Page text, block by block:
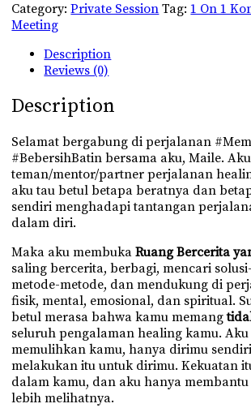
Category: Private Session Tag: 1 On 1
Meeting
Description
Reviews (0)
Description
Selamat bergabung di perjalanan
#BebersihBatin bersama aku, Maile.
teman/mentor/partner perjalanan
aku tau betul betapa beratnya dan
sendiri menghadapi tantangan
dalam diri.
Maka aku membukaRuang Bercerita
saling bercerita, berbagi, mencari
metode-metode, dan mendukung di
fisik, mental, emosional, dan spiritual.
betul merasa bahwa kamu memang
seluruh pengalaman healing kamu.
memulihkan kamu, hanya dirimu
melakukan itu untuk dirimu. Kekuatan
dalam kamu, dan aku hanya
lebih melihatnya.